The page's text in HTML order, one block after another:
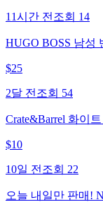
11시간 전 조회 14
HUGO BOSS 남성
$25
2달 전 조회 54
Crate&Barrel 화이
$10
10일 전 조회 22
오늘 내일만 판매!